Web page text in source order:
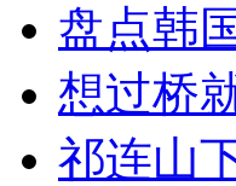
盘点韩
想过桥
祁连山